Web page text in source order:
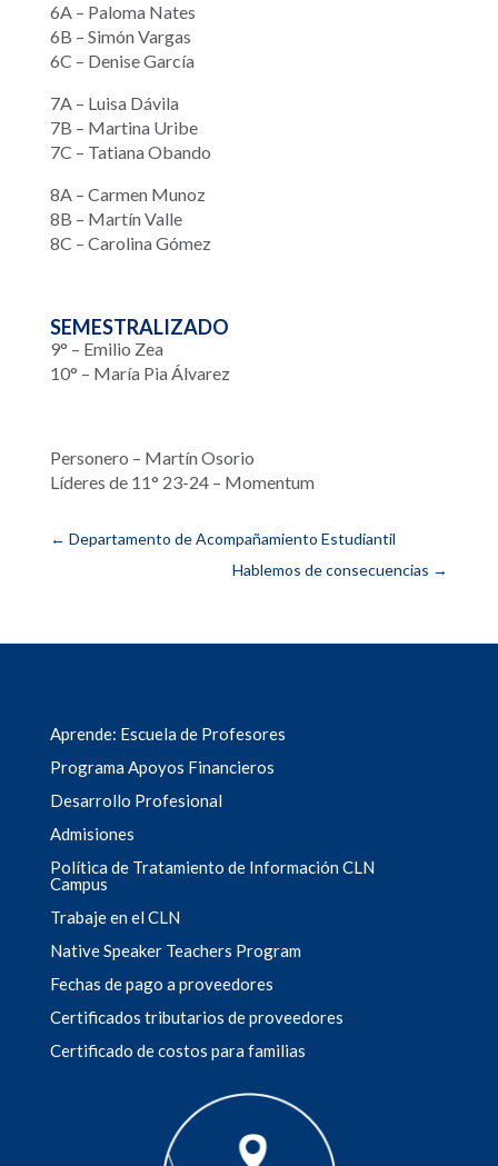
6A – Paloma Nates
6B – Simón Vargas
6C – Denise García
7A – Luisa Dávila
7B – Martina Uribe
7C – Tatiana Obando
8A – Carmen Munoz
8B – Martín Valle
8C – Carolina Gómez
SEMESTRALIZADO
9° – Emilio Zea
10° – María Pia Álvarez
Personero – Martín Osorio
Líderes de 11° 23-24 – Momentum
← Departamento de Acompañamiento Estudiantil
Hablemos de consecuencias →
Aprende: Escuela de Profesores
Programa Apoyos Financieros
Desarrollo Profesional
Admisiones
Política de Tratamiento de Información CLN
Campus
Trabaje en el CLN
Native Speaker Teachers Program
Fechas de pago a proveedores
Certificados tributarios de proveedores
Certificado de costos para familias